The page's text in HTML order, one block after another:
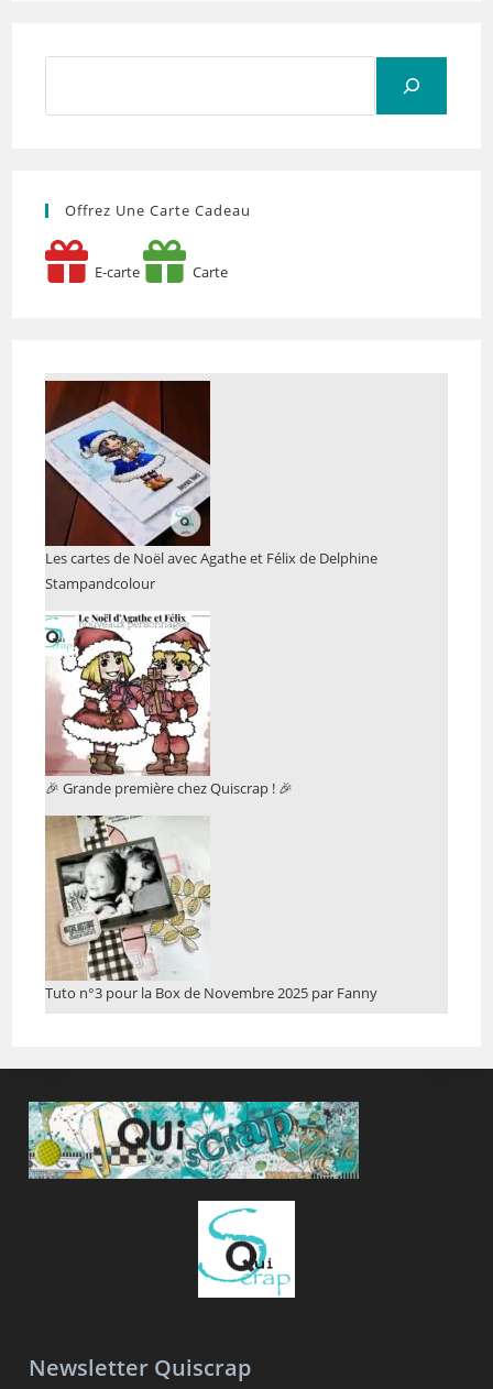
Offrez Une Carte Cadeau
E-carte Carte
Les cartes de Noël avec Agathe et Félix de Delphine
Stampandcolour
🎉 Grande première chez Quiscrap ! 🎉
Tuto n°3 pour la Box de Novembre 2025 par Fanny
Newsletter Quiscrap